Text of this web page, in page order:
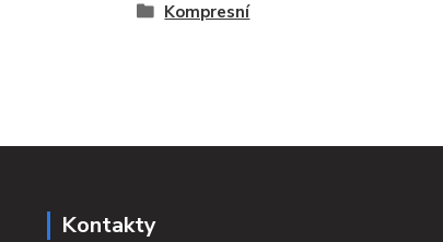
Kompresní
Kontakty